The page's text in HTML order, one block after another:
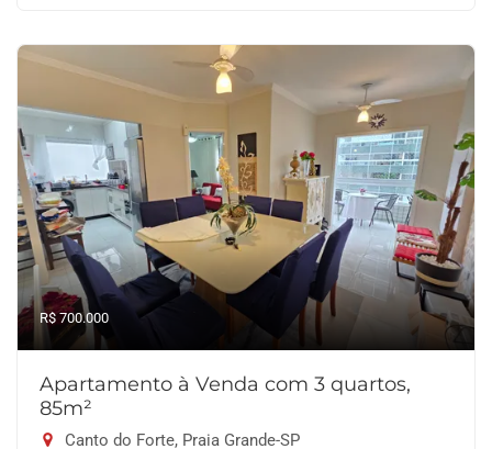
R$ 700.000
Apartamento à Venda com 3 quartos,
85m²
Canto do Forte, Praia Grande-SP